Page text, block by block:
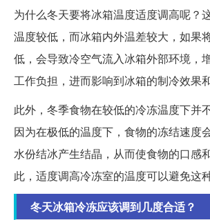
为什么冬天要将冰箱温度适度调高呢？
温度较低，而冰箱内外温差较大，如果
低，会导致冷空气流入冰箱外部环境，
工作负担，进而影响到冰箱的制冷效果和
此外，冬季食物在较低的冷冻温度下并
因为在极低的温度下，食物的冻结速度
水份结冰产生结晶，从而使食物的口感
此，适度调高冷冻室的温度可以避免这
冬天冰箱冷冻应该调到几度合适？